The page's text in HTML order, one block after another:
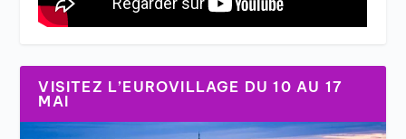
VISITEZ L’EUROVILLAGE DU 10 AU 17
MAI